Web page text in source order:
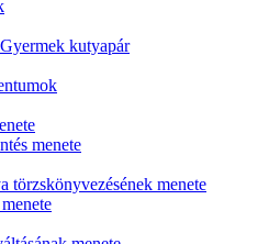
kutyapár
menete
törzskönyvezésének menete